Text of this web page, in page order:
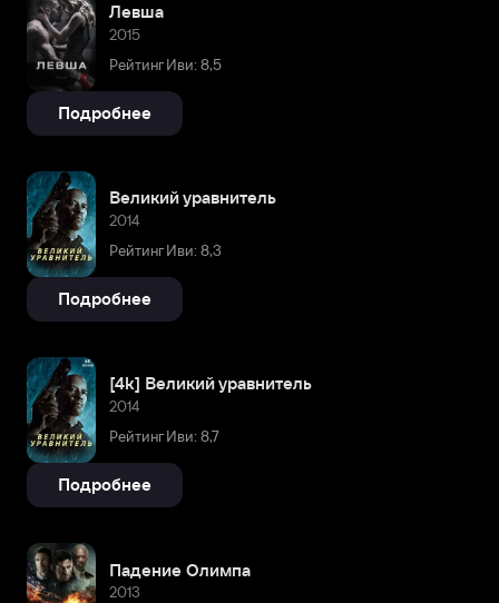
Левша
2015
Рейтинг Иви: 8,5
Подробнее
Великий уравнитель
2014
Рейтинг Иви: 8,3
Подробнее
[4k] Великий уравнитель
2014
Рейтинг Иви: 8,7
Подробнее
Падение Олимпа
2013